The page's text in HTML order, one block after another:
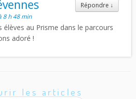
Répondre ↓
8 h 48 min
élèves au Prisme dans le parcours
adoré !
les articles